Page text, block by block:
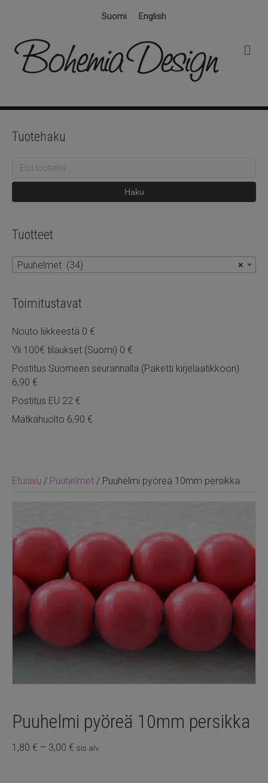
Suomi English
k
Etusivu / Puuhelmet / Puuhelmi pyöreä 10mm persikka
Puuhelmi pyöreä 10mm persikka
1,80 € – 3,00 € Hintaluokka:
sis alv.
Tuotehaku
Etsi:
Haku
Tuotteet
×
Puuhelmet (34)
Toimitustavat
Nouto liikkeestä 0 €
Yli 100€ tilaukset (Suomi) 0 €
Postitus Suomeen seurannalla (Paketti kirjelaatikkoon)
6,90 €
Postitus EU 22 €
Matkahuolto 6,90 €